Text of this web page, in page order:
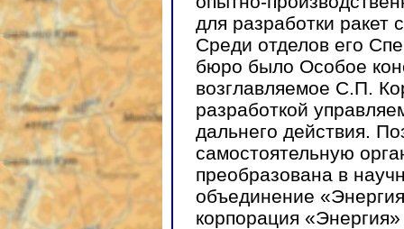
для разработки ракет
Среди отделов его
бюро было Особое
возглавляемое С.П.
разработкой
дальнего действия.
самостоятельную
преобразована в
объединение
корпорация